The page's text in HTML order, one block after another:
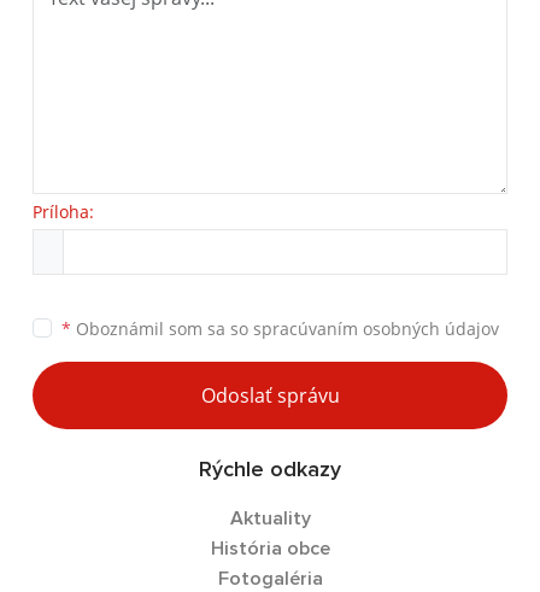
Príloha:
* Oboznámil som sa so spracúvaním osobných údajov
Odoslať správu
Rýchle odkazy
Aktuality
História obce
Fotogaléria